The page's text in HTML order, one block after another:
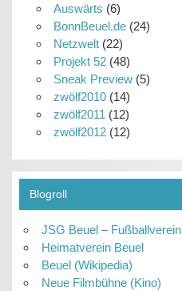
Auswärts (6)
BonnBeuel.de(24)
Netzwelt(22)
Projekt 52(48)
Sneak Preview(5)
zwölf2010(14)
zwölf2011 (12)
zwölf2012(12)
Blogroll
JSG Beuel – Fußballverein
Heimatverein Beuel
Beuel (Wikipedia)
Neue Filmbühne (Kino)